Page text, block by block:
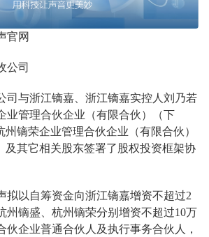
官网
公司
司与浙江镝嘉、浙江镝嘉实控人刘乃若
业管理合伙企业（有限合伙）（下
州镝荣企业管理合伙企业（有限合伙）
及其它相关股东签署了股权投资框架协
拟以自筹资金向浙江镝嘉增资不超过2
州镝盛、杭州镝荣分别增资不超过10万
伙企业普通合伙人及执行事务合伙人，